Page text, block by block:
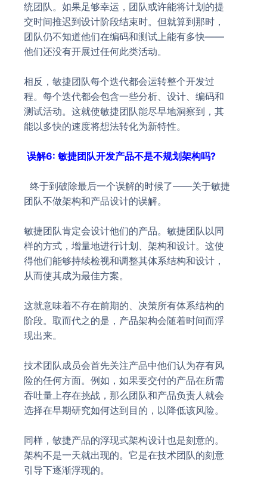
统团队。如果足够幸运，团队或许能将计划的提
交时间推迟到设计阶段结束时。但就算到那时，
团队仍不知道他们在编码和测试上能有多快——
他们还没有开展过任何此类活动。
相反，敏捷团队每个迭代都会运转整个开发过
程。每个迭代都会包含一些分析、设计、编码和
测试活动。这就使敏捷团队能尽早地洞察到，其
能以多快的速度将想法转化为新特性。
误解6: 敏捷团队开发产品不是不规划架构吗?
终于到破除最后一个误解的时候了——关于敏捷
团队不做架构和产品设计的误解。
敏捷团队肯定会设计他们的产品。敏捷团队以同
样的方式，增量地进行计划、架构和设计。这使
得他们能够持续检视和调整其体系结构和设计，
从而使其成为最佳方案。
这就意味着不存在前期的、决策所有体系结构的
阶段。取而代之的是，产品架构会随着时间而浮
现出来。
技术团队成员会首先关注产品中他们认为存有风
险的任何方面。例如，如果要交付的产品在所需
吞吐量上存在挑战，那么团队和产品负责人就会
选择在早期研究如何达到目的，以降低该风险。
同样，敏捷产品的浮现式架构设计也是刻意的。
架构不是一天就出现的。它是在技术团队的刻意
引导下逐渐浮现的。